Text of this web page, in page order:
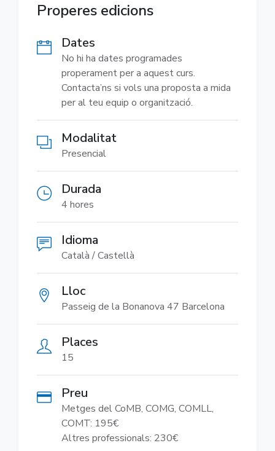
Properes edicions
Dates
No hi ha dates programades
properament per a aquest curs.
Contacta’ns si vols una proposta a mida
per al teu equip o organització.
Modalitat
Presencial
Durada
4 hores
Idioma
Català / Castellà
Lloc
Passeig de la Bonanova 47 Barcelona
Places
15
Preu
Metges del CoMB, COMG, COMLL,
COMT: 195€
Altres professionals: 230€